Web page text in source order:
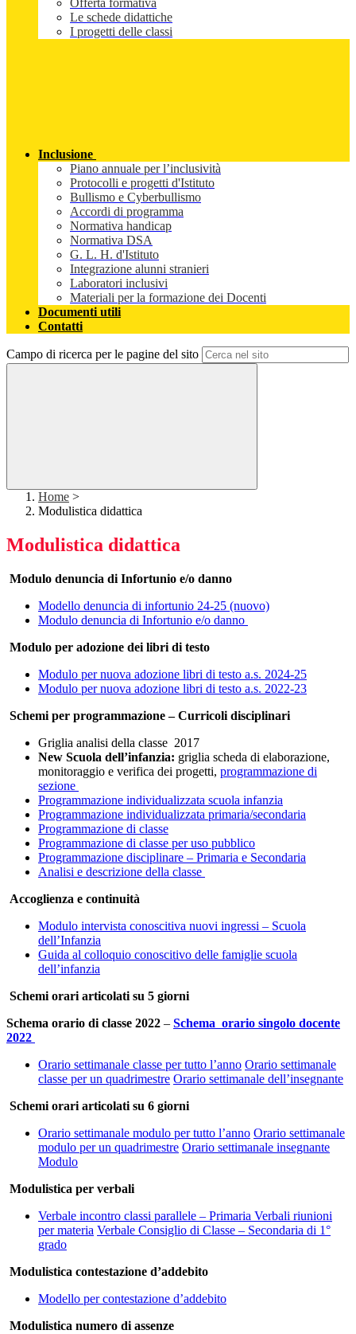
Offerta formativa
Le schede didattiche
I progetti delle classi
Inclusione
Piano annuale per l’inclusività
Protocolli e progetti d'Istituto
Bullismo e Cyberbullismo
Accordi di programma
Normativa handicap
Normativa DSA
G. L. H. d'Istituto
Integrazione alunni stranieri
Laboratori inclusivi
Materiali per la formazione dei Docenti
Documenti utili
Contatti
Campo di ricerca per le pagine del sito
Home >
Modulistica didattica
Modulistica didattica
Modulo denuncia di Infortunio e/o danno
Modello denuncia di infortunio 24-25 (nuovo)
Modulo denuncia di Infortunio e/o danno
Modulo per adozione dei libri di testo
Modulo per nuova adozione libri di testo a.s. 2024-25
Modulo per nuova adozione libri di testo a.s. 2022-23
Schemi per programmazione – Curricoli disciplinari
Griglia analisi della classe 2017
New Scuola dell’infanzia: griglia scheda di elaborazione,
monitoraggio e verifica dei progetti, programmazione di
sezione
Programmazione individualizzata scuola infanzia
Programmazione individualizzata primaria/secondaria
Programmazione di classe
Programmazione di classe per uso pubblico
Programmazione disciplinare – Primaria e Secondaria
Analisi e descrizione della classe
Accoglienza e continuità
Modulo intervista conoscitiva nuovi ingressi – Scuola
dell’Infanzia
Guida al colloquio conoscitivo delle famiglie scuola
dell’infanzia
Schemi orari articolati su 5 giorni
Schema orario di classe 2022 – Schema orario singolo docente
2022
Orario settimanale classe per tutto l’anno Orario settimanale
classe per un quadrimestre Orario settimanale dell’insegnante
Schemi orari articolati su 6 giorni
Orario settimanale modulo per tutto l’anno Orario settimanale
modulo per un quadrimestre Orario settimanale insegnante
Modulo
Modulistica per verbali
Verbale incontro classi parallele – Primaria Verbali riunioni
per materia Verbale Consiglio di Classe – Secondaria di 1°
grado
Modulistica contestazione d’addebito
Modello per contestazione d’addebito
Modulistica numero di assenze